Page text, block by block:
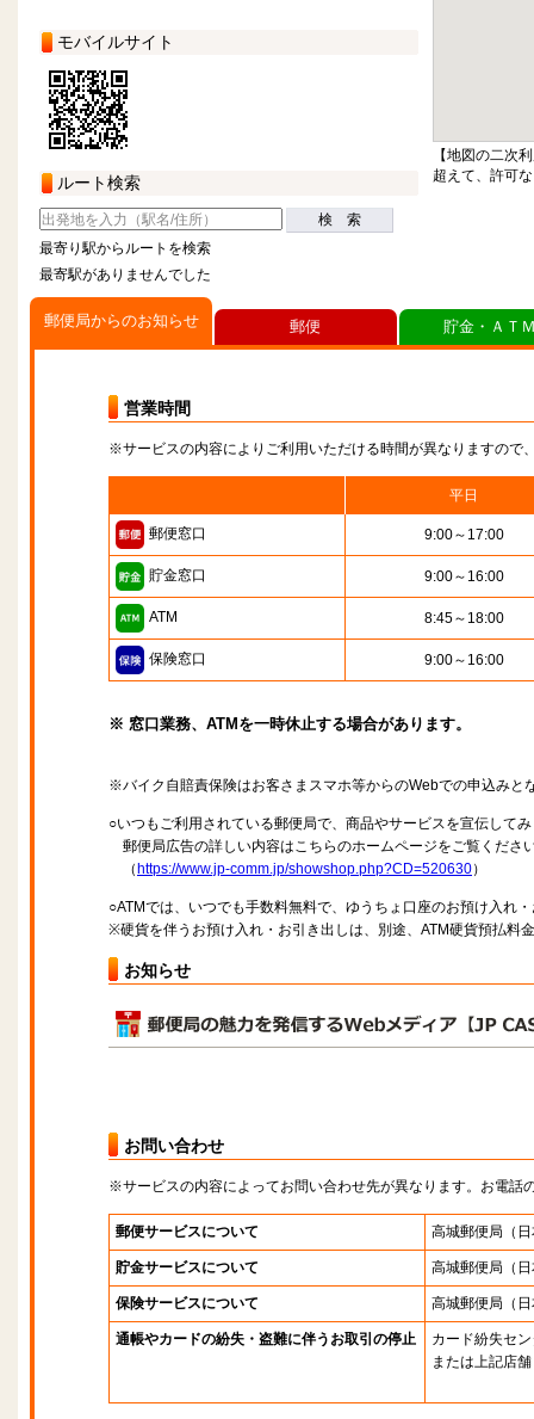
モバイルサイト
ルート検索
検 索
最寄り駅からルートを検索
最寄駅がありませんでした
【地図の二次
超えて、許可
郵便局からのお知らせ
営業時間
※サービスの内容によりご利用いただける時間が異なりますので
平日
郵便窓口 9:00～17:00
貯金窓口 9:00～16:00
ATM 8:45～18:00
保険窓口 9:00～16:00
※ 窓口業務、ATMを一時休止する場合があります。
※バイク自賠責保険はお客さまスマホ等からのWebでの申込みと
○いつもご利用されている郵便局で、商品やサービスを宣伝して
郵便局広告の詳しい内容はこちらのホームページをご覧くださ
（ https://www.jp-comm.jp/showshop.php?CD=520630）
○ATMでは、いつでも手数料無料で、ゆうちょ口座のお預け入れ
※硬貨を伴うお預け入れ・お引き出しは、別途、ATM硬貨預払料
お知らせ
お問い合わせ
※サービスの内容によってお問い合わせ先が異なります。お電話
郵便サービスについて 高城郵便局 （
貯金サービスについて 高城郵便局 （
保険サービスについて 高城郵便局 （
通帳やカードの紛失・盗難に伴うお取引の停止
カード紛失セ
または上記店舗
郵便 貯金・ＡＴ